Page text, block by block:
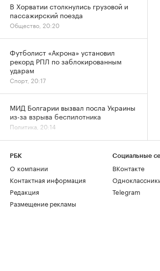
В Хорватии столкнулись грузовой и
пассажирский поезда
Общество, 20:20
Футболист «Акрона» установил
рекорд РПЛ по заблокированным
ударам
Спорт, 20:17
МИД Болгарии вызвал посла Украины
из-за взрыва беспилотника
Политика, 20:14
РБК
О компании
Контактная информация
Редакция
Размещение рекламы
Социальные
ВКонтакте
Telegram